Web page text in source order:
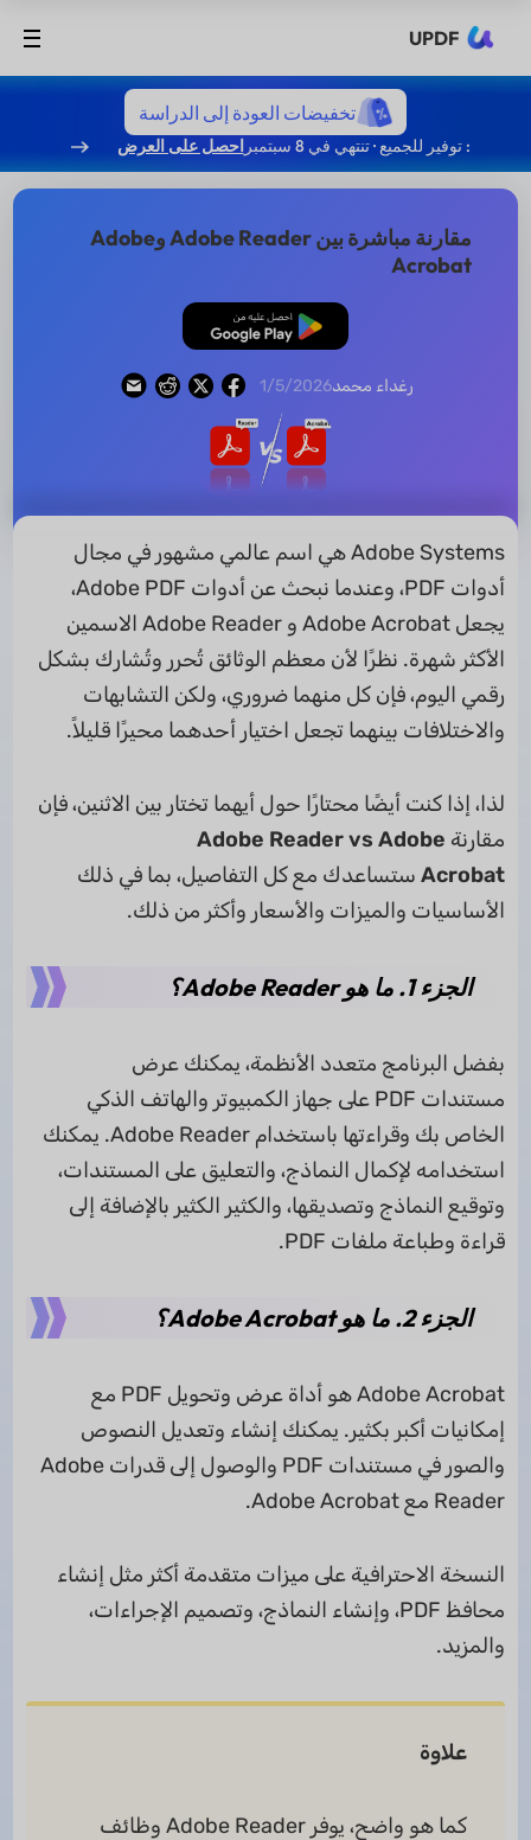
UPDF
تخفيضات العودة إلى الدراسة
: توفير للجميع · تنتهي في 8 سبتمبر احصل على العرض
مقارنة مباشرة بين Adobe Reader وAdobe
Acrobat
تنزيل مجاني
رغداء محمد1/5/2026
Adobe Systems هي اسم عالمي مشهور في مجال
أدوات PDF، وعندما نبحث عن أدوات Adobe PDF،
يجعل Adobe Acrobat و Adobe Reader الاسمين
الأكثر شهرة. نظرًا لأن معظم الوثائق تُحرر وتُشارك بشكل
رقمي اليوم، فإن كل منهما ضروري، ولكن التشابهات
والاختلافات بينهما تجعل اختيار أحدهما محيرًا قليلاً.
لذا، إذا كنت أيضًا محتارًا حول أيهما تختار بين الاثنين، فإن
مقارنة Adobe Reader vs Adobe
Acrobatستساعدك مع كل التفاصيل، بما في ذلك
الأساسيات والميزات والأسعار وأكثر من ذلك.
الجزء 1. ما هو Adobe Reader؟
بفضل البرنامج متعدد الأنظمة، يمكنك عرض
مستندات PDF على جهاز الكمبيوتر والهاتف الذكي
الخاص بك وقراءتها باستخدام Adobe Reader. يمكنك
استخدامه لإكمال النماذج، والتعليق على المستندات،
وتوقيع النماذج وتصديقها، والكثير الكثير بالإضافة إلى
قراءة وطباعة ملفات PDF.
الجزء 2. ما هو Adobe Acrobat؟
Adobe Acrobat هو أداة عرض وتحويل PDF مع
إمكانيات أكبر بكثير. يمكنك إنشاء وتعديل النصوص
والصور في مستندات PDF والوصول إلى قدرات Adobe
Reader مع Adobe Acrobat.
النسخة الاحترافية على ميزات متقدمة أكثر مثل إنشاء
محافظ PDF، وإنشاء النماذج، وتصميم الإجراءات،
والمزيد.
علاوة
كما هو واضح، يوفر Adobe Reader وظائف